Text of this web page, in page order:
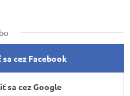
cez Facebook
sa cez Google